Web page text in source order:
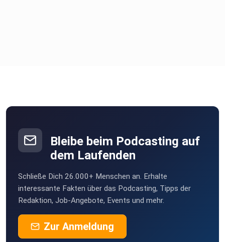
Bleibe beim Podcasting auf
dem Laufenden
Schließe Dich 26.000+ Menschen an. Erhalte
interessante Fakten über das Podcasting, Tipps der
Redaktion, Job-Angebote, Events und mehr.
Zur Anmeldung